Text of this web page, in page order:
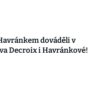
dováděli v
Decroix i Havránkové!